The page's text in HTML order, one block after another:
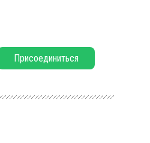
Присоединиться